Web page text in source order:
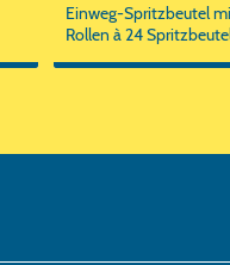
Einweg-Spritzbeutel
Rollen à 24